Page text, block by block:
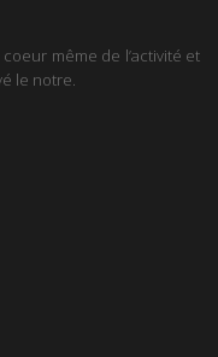
coeur même de l’activité et
le notre.